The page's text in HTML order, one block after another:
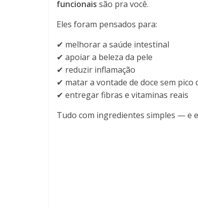
funcionais são pra você.
Eles foram pensados para:
✔ melhorar a saúde intestinal
✔ apoiar a beleza da pele
✔ reduzir inflamação
✔ matar a vontade de doce sem pico
✔ entregar fibras e vitaminas reais
Tudo com ingredientes simples — e